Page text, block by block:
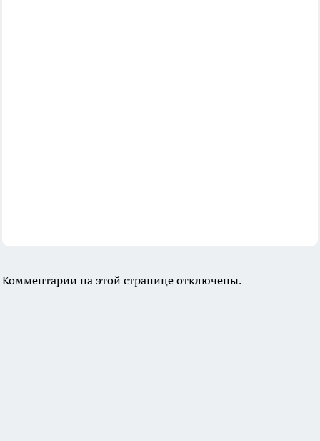
Комментарии на этой странице отключены.